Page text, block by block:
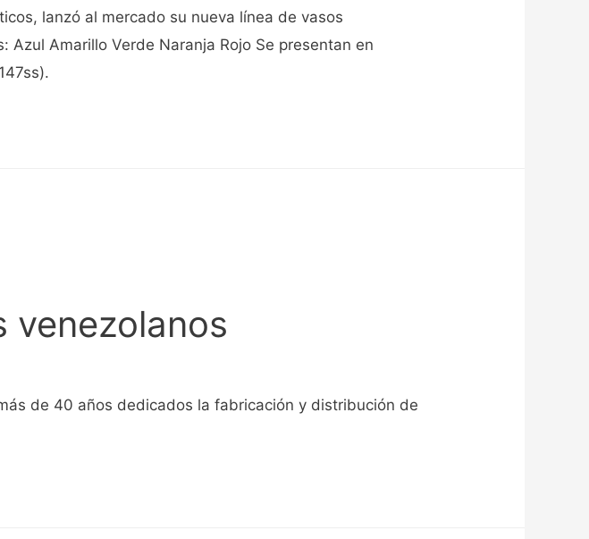
lanzó al mercado su nueva línea de vasos
Amarillo Verde Naranja Rojo Se presentan en
venezolanos
de 40 años dedicados la fabricación y distribución de